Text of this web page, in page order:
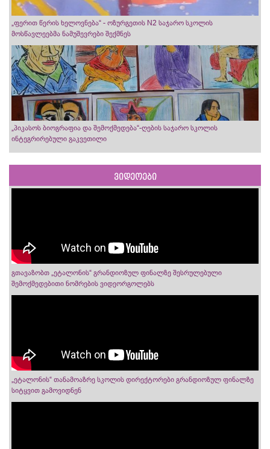
„ფერით წერის ხელოვნება“ - ოზურგეთის N2 საჯარო სკოლის
მოსწავლეებმა ნამუშევრები შექმნეს
„პიკასოს ბიოგრაფია და შემოქმედება“-ღების საჯარო სკოლის
ინტეგრირებული გაკვეთილი
ვიდეოები
გთავაზობთ „ეტალონის“ გრანდიოზულ ფინალზე შესრულებული
შემოქმედებითი ნომრების ვიდეორგოლებს
„ეტალონის“ თანამოაზრე სკოლის დირექტორები გრანდიოზულ ფინალზე
სიტყვით გამოვიდნენ